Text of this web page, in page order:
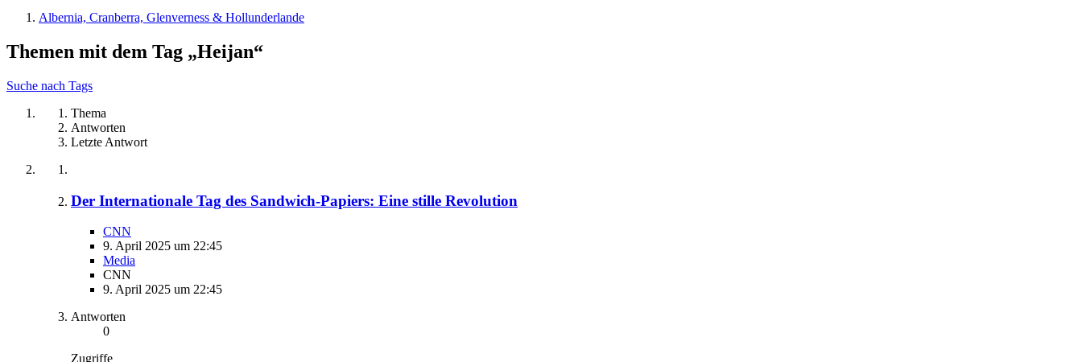
Albernia, Cranberra, Glenverness & Hollunderlande
Themen mit dem Tag „Heijan“
Suche nach Tags
Thema
Antworten
Letzte Antwort
Der Internationale Tag des Sandwich-Papiers: Eine stille Revolution
CNN
9. April 2025 um 22:45
Media
CNN
9. April 2025 um 22:45
Antworten
0
Zugriffe